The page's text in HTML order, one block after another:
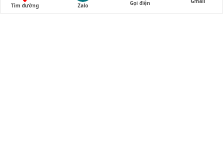
Tìm đường Zalo Gọi điện